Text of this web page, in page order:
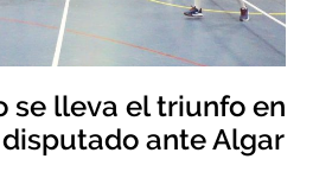
se lleva el triunfo en
ante Algar